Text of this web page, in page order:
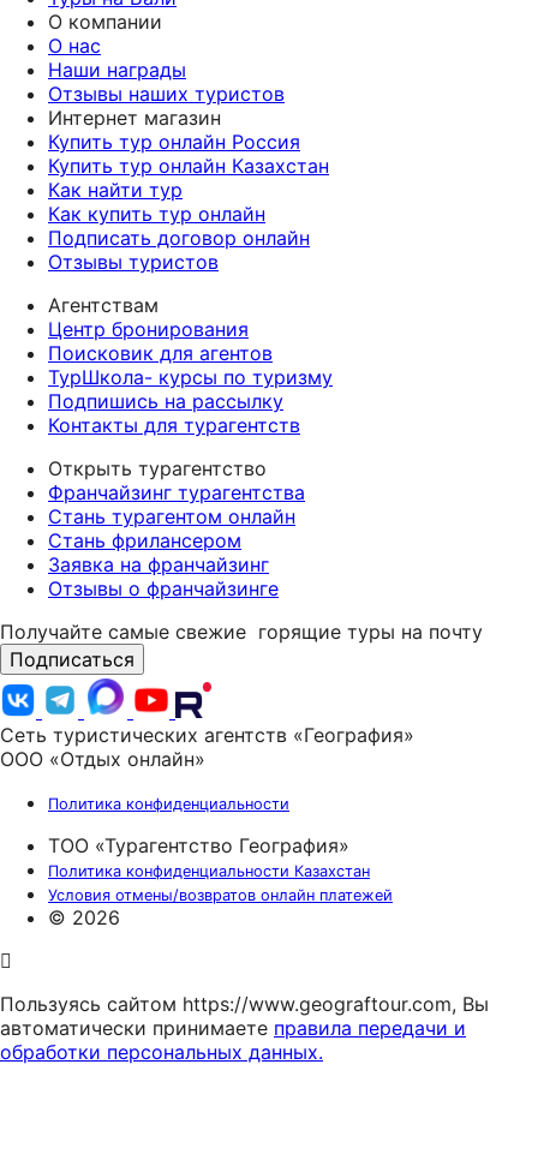
О компании
О нас
Наши награды
Отзывы наших туристов
Интернет магазин
Купить тур онлайн Россия
Купить тур онлайн Казахстан
Как найти тур
Как купить тур онлайн
Подписать договор онлайн
Отзывы туристов
Агентствам
Центр бронирования
Поисковик для агентов
ТурШкола- курсы по туризму
Подпишись на рассылку
Контакты для турагентств
Открыть турагентство
Франчайзинг турагентства
Стань турагентом онлайн
Стань фрилансером
Заявка на франчайзинг
Отзывы о франчайзинге
Получайте самые свежие горящие туры на почту
Подписаться
Сеть туристических агентств «География»
ООО «Отдых онлайн»
Политика конфиденциальности
ТОО «Турагентство География»
Политика конфиденциальности Казахстан
Условия отмены/возвратов онлайн платежей
© 2026
Пользуясь сайтом https://www.geograftour.com, Вы
автоматически принимаете правила передачи и
обработки персональных данных.